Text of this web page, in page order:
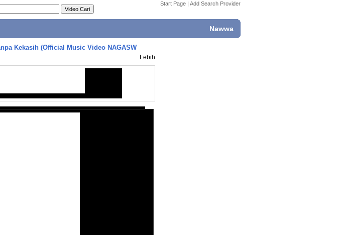
Start Page | Add Search Provider
Nawwa
Kekasih (Official Music Video NAGASW
Lebih